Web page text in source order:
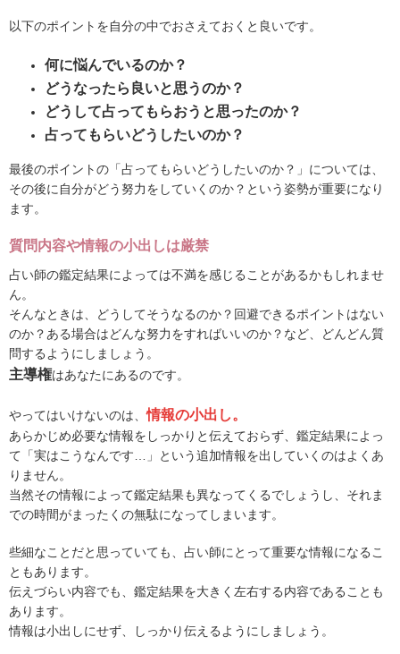
以下のポイントを自分の中でおさえておくと良いです。
何に悩んでいるのか？
どうなったら良いと思うのか？
どうして占ってもらおうと思ったのか？
占ってもらいどうしたいのか？
最後のポイントの「占ってもらいどうしたいのか？」については、
その後に自分がどう努力をしていくのか？という姿勢が重要になり
ます。
質問内容や情報の小出しは厳禁
占い師の鑑定結果によっては不満を感じることがあるかもしれませ
ん。
そんなときは、どうしてそうなるのか？回避できるポイントはない
のか？ある場合はどんな努力をすればいいのか？など、どんどん質
問するようにしましょう。
主導権はあなたにあるのです。
やってはいけないのは、情報の小出し。
あらかじめ必要な情報をしっかりと伝えておらず、鑑定結果によっ
て「実はこうなんです…」という追加情報を出していくのはよくあ
りません。
当然その情報によって鑑定結果も異なってくるでしょうし、それま
での時間がまったくの無駄になってしまいます。
些細なことだと思っていても、占い師にとって重要な情報になるこ
ともあります。
伝えづらい内容でも、鑑定結果を大きく左右する内容であることも
あります。
情報は小出しにせず、しっかり伝えるようにしましょう。